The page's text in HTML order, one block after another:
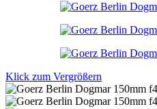
Klick zum Vergrößern